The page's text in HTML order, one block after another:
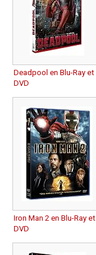
Deadpool en Blu-Ray et
DVD
Iron Man 2 en Blu-Ray et
DVD